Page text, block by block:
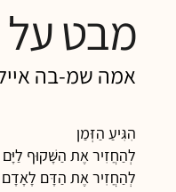
מבט
אמה שמ-בה
הִגִּיעַ הַזְּמַן
לְהַחֲזִיר אֶת הַשָּׁקוּף לַיָּם
לְהַחֲזִיר אֶת הַדָּם לָאָדָם